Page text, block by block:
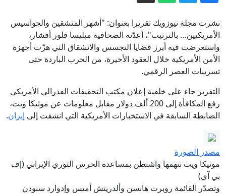
أوكرانيا يغامر باستفزاز الناتو
هجوم "هجين" مُدبَّر أم حادث؟ مَن يقف
خلف مسيّرة مطار لايبزيغ؟
الأردن والولايات المتحدة: اتفاقيات
اقتصادية استراتيجية، وجنود أمريكيون بلا
قواعد، فماذا نعرف عن العلاقة بين
البلدين؟
الدفاع الروسية: إصابة مصنع ومستودع
عسكريين في كييف وسفينتين قبالة
سواحل أوديسا
مقابلة كسرت المألوف.. بزشكيان يراجع
هرمز وطهران تتعهد بالدفاع عن مذكرة
التفاهم
نشرت مجلة نيوزويك تقريرا بعنوان: "أشهر المنشقين والجواسيس
الأمريكيين… بالترتيب"، أعدّته الصحافية ميليسا فلور أفشار،
واستعرضت فيه أبرز قضايا التجسس والانشقاق التي هزّت أجهزة
الأمن الأمريكية خلال العقود الأخيرة، من الحرب الباردة حتى
تسريبات العصر الرقمي.
التقرير جاء على خلفية إعلان مكتب التحقيقات الفدرالي الأمريكي
رفع المكافأة إلى 200 ألف دولار مقابل معلومات عن مونيكا ويت،
الضابطة السابقة في الاستخبارات الأمريكية التي انشقت إلى إيران.
مصدر الصورة
مونيكا ويت تتهمها واشنطن بمساعدة الحرس الثوري الإيراني (إف
بي آي)
وتصدّر القائمة روبرت هانسن وألدريتش أميس وإدوارد سنودن